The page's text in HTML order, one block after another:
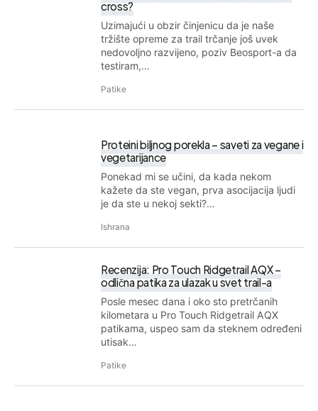
cross?
Uzimajući u obzir činjenicu da je naše
tržište opreme za trail trčanje još uvek
nedovoljno razvijeno, poziv Beosport-a da
testiram,…
Patike
Proteini biljnog porekla – saveti za vegane i
vegetarijance
Ponekad mi se učini, da kada nekom
kažete da ste vegan, prva asocijacija ljudi
je da ste u nekoj sekti?…
Ishrana
Recenzija: Pro Touch Ridgetrail AQX –
odlična patika za ulazak u svet trail-a
Posle mesec dana i oko sto pretrčanih
kilometara u Pro Touch Ridgetrail AQX
patikama, uspeo sam da steknem određeni
utisak…
Patike